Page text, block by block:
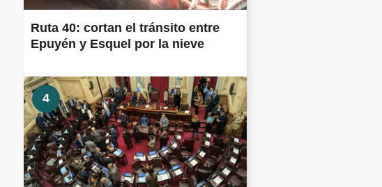
Ruta 40: cortan el tránsito entre
Epuyén y Esquel por la nieve
4